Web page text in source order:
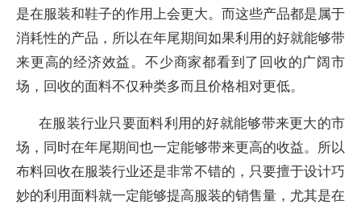
是在服装和鞋子的作用上会更大。而这些产品都是属于
消耗性的产品，所以在年尾期间如果利用的好就能够带
来更高的经济效益。不少商家都看到了回收的广阔市
场，回收的面料不仅种类多而且价格相对更低。
在服装行业只要面料利用的好就能够带来更大的市
场，同时在年尾期间也一定能够带来更高的收益。所以
布料回收在服装行业还是非常不错的，只要擅于设计巧
妙的利用面料就一定能够提高服装的销售量，尤其是在